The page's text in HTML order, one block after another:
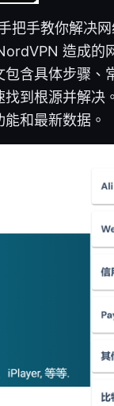
把手教你解决
造成的
含具体步骤
到根源并解
和最新数据。